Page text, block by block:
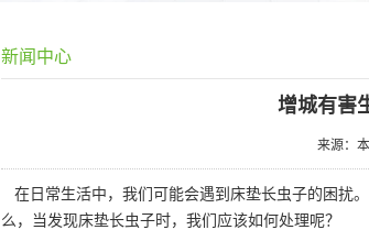
新闻中心
增城有害
来源：
在日常生活中，我们可能会遇到床垫长虫子的困扰。
么，当发现床垫长虫子时，我们应该如何处理呢？